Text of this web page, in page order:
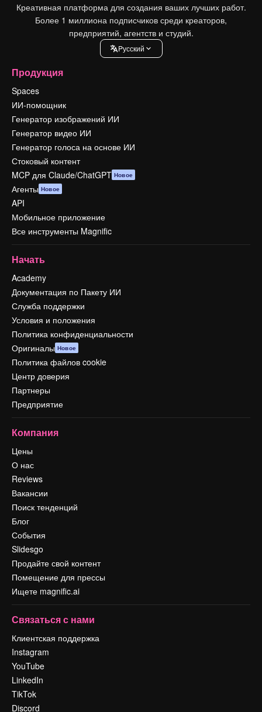
Креативная платформа для создания ваших лучших работ.
Более 1 миллиона подписчиков среди креаторов,
предприятий, агентств и студий.
Pусский
Продукция
Spaces
ИИ-помощник
Генератор изображений ИИ
Генератор видео ИИ
Генератор голоса на основе ИИ
Стоковый контент
MCP для Claude/ChatGPT Новое
Агенты Новое
API
Мобильное приложение
Все инструменты Magnific
Начать
Academy
Документация по Пакету ИИ
Служба поддержки
Условия и положения
Политика конфиденциальности
Оригиналы Новое
Политика файлов cookie
Центр доверия
Партнеры
Предприятие
Компания
Цены
О нас
Reviews
Вакансии
Поиск тенденций
Блог
События
Slidesgo
Продайте свой контент
Помещение для прессы
Ищете magnific.ai
Связаться с нами
Клиентская поддержка
Instagram
YouTube
LinkedIn
TikTok
Discord